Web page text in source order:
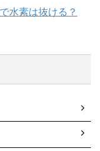
水素は抜ける？